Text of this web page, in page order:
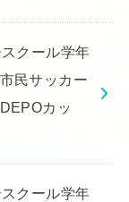
クール学年
民サッカー
カッ
クール学年